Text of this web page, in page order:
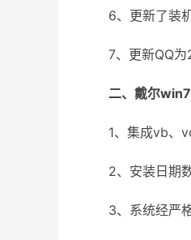
6、更新了装机
7、更新QQ为
二、戴尔win7
1、集成vb、
2、安装日期数
3、系统经严格